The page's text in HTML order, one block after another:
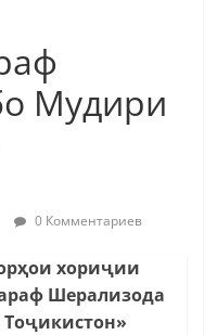
Мудири
0 Комментариев
хориҷии
Шерализода